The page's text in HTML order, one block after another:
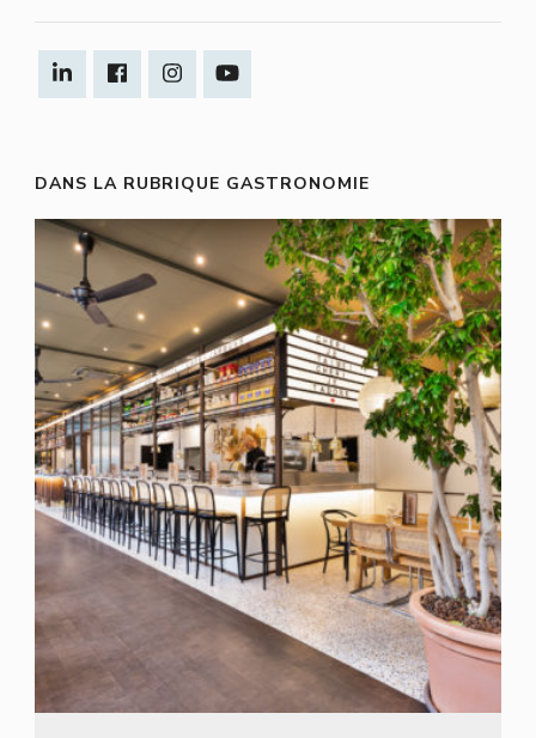
DANS LA RUBRIQUE GASTRONOMIE